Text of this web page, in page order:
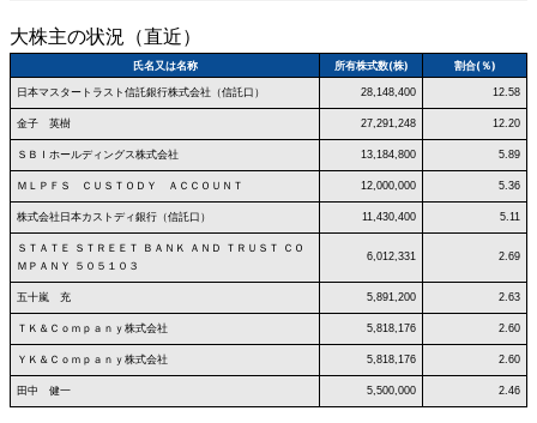
大株主の状況（直近）
氏名又は名称 所有株式数(株) 割合(％)
日本マスタートラスト信託銀行株式会社（信託口） 28,148,400 12.58
金子 英樹 27,291,248 12.20
ＳＢＩホールディングス株式会社 13,184,800 5.89
ＭＬＰＦＳ ＣＵＳＴＯＤＹ ＡＣＣＯＵＮＴ 12,000,000 5.36
株式会社日本カストディ銀行（信託口） 11,430,400 5.11
ＳＴＡＴＥ ＳＴＲＥＥＴ ＢＡＮＫ ＡＮＤ ＴＲＵＳＴ ＣＯ
ＭＰＡＮＹ ５０５１０３
6,012,331 2.69
五十嵐 充 5,891,200 2.63
ＴＫ＆Ｃｏｍｐａｎｙ株式会社 5,818,176 2.60
ＹＫ＆Ｃｏｍｐａｎｙ株式会社 5,818,176 2.60
田中 健一 5,500,000 2.46